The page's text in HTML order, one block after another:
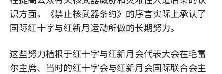
识方面，《禁止核武器条约》的序言实际上承认了
国际红十字与红新月运动所做的长期努力。
这些努力植根于红十字与红新月会代表大会在毛雷
尔主席、当时的红十字会与红新月会国际联合会主